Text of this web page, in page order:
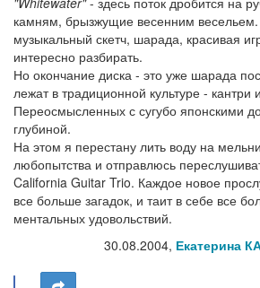
камням, брызжущие весенним
музыкальный скетч, шарада, красивая
интересно разбирать.
Но окончание диска - это уже шарада
лежат в традиционной культуре - кантри
Переосмысленных с сугубо японскими
глубиной.
На этом я перестану лить воду на
любопытства и отправлюсь
California Guitar Trio. Каждое новое
все больше загадок, и таит в себе все
ментальных удовольствий.
30.08.2004, Екатерина